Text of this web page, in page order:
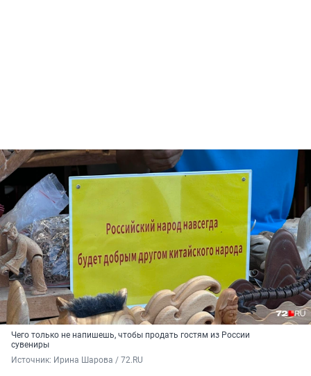
Чего только не напишешь, чтобы продать гостям из России
сувениры
Источник: Ирина Шарова / 72.RU